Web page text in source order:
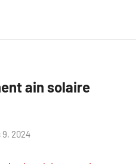
ain solaire
9, 2024